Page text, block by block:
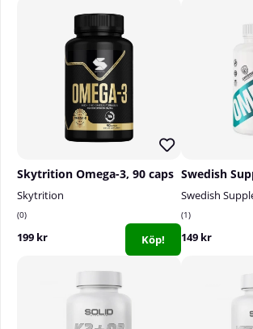
Skytrition Omega-3, 90 caps
Skytrition
0
199 kr Köp!
Swedish
1
149 kr